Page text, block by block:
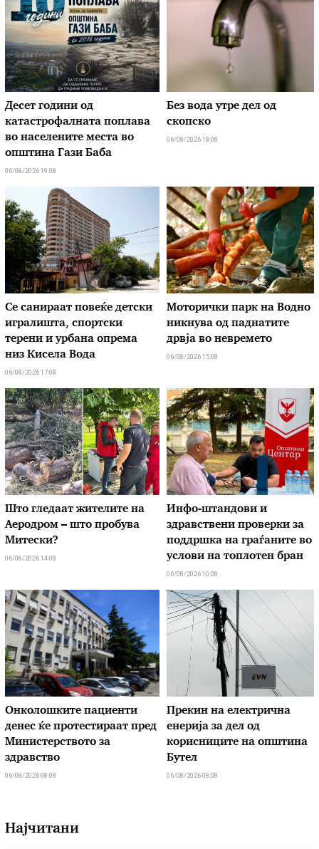
Десет години од
катастрофалната поплава
во населените места во
општина Гази Баба
06/08/2026 19:08
Без вода утре дел од
скопско
06/08/2026 18:08
Се санираат повеќе детски
игралишта, спортски
терени и урбана опрема
низ Кисела Вода
06/08/2026 17:08
Моторички парк на Водно
никнува од паднатите
дрвја во невремето
06/08/2026 15:08
Што гледаат жителите на
Аеродром – што пробува
Митески?
06/08/2026 14:08
Инфо-штандови и
здравствени проверки за
поддршка на граѓаните во
услови на топлотен бран
06/08/2026 10:08
Онколошките пациенти
денес ќе протестираат пред
Министерството за
здравство
06/08/2026 08:08
Прекин на електрична
енерија за дел од
корисниците на општина
Бутел
06/08/2026 08:08
Најчитани